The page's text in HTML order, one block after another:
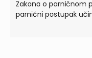
Zakona o parničnom
parnični postupak